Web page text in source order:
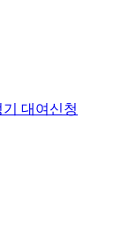
대여신청